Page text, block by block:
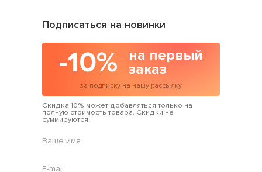
Подписаться на новинки
-10%
на первый
заказ
за подписку на нашу рассылку
Скидка 10% может добавляться только на
полную стоимость товара. Скидки не
суммируются.